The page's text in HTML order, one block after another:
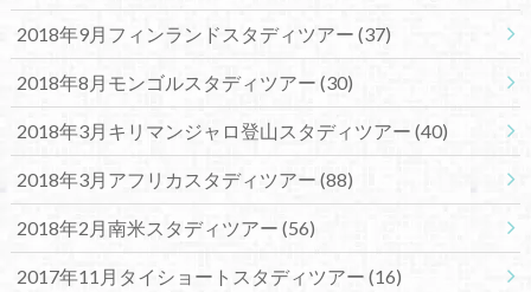
2018年9月フィンランドスタディツアー (37)
2018年8月モンゴルスタディツアー (30)
2018年3月キリマンジャロ登山スタディツアー (40)
2018年3月アフリカスタディツアー (88)
2018年2月南米スタディツアー (56)
2017年11月タイショートスタディツアー (16)